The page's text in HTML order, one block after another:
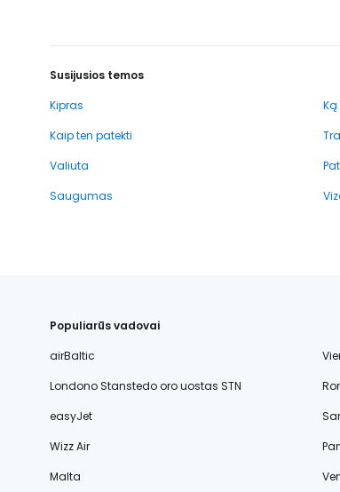
Susijusios temos
Kipras
Kaip ten patekti
Valiuta
Saugumas
Populiarūs vadovai
airBaltic
Londono Stanstedo oro uostas STN
easyJet
Wizz Air
Malta